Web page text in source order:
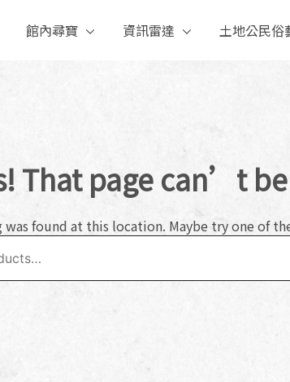
地公的正式名稱是「福德正神」，台語稱為「
語等社區的信仰與奉祀文化之外，也展出各種
館內尋寶 資訊雷達 土地公民俗
That page can’t
found at this location. Maybe try one of